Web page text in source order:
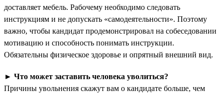
доставляет мебель. Рабочему необходимо следовать
инструкциям и не допускать «самодеятельности». Поэтому
важно, чтобы кандидат продемонстрировал на собеседовании
мотивацию и способность понимать инструкции.
Обязательны физическое здоровье и опрятный внешний вид.
► Что может заставить человека уволиться?
Причины увольнения скажут вам о кандидате больше, чем